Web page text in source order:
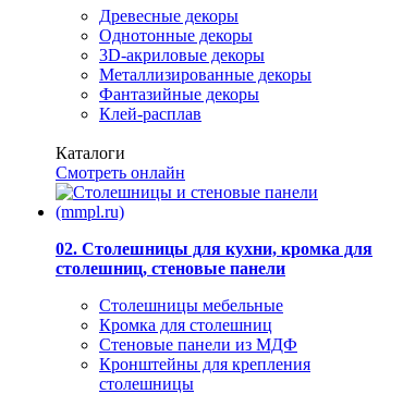
Древесные декоры
Однотонные декоры
3D-акриловые декоры
Металлизированные декоры
Фантазийные декоры
Клей-расплав
Каталоги
Смотреть онлайн
02. Столешницы для кухни, кромка для
столешниц, стеновые панели
Столешницы мебельные
Кромка для столешниц
Стеновые панели из МДФ
Кронштейны для крепления
столешницы